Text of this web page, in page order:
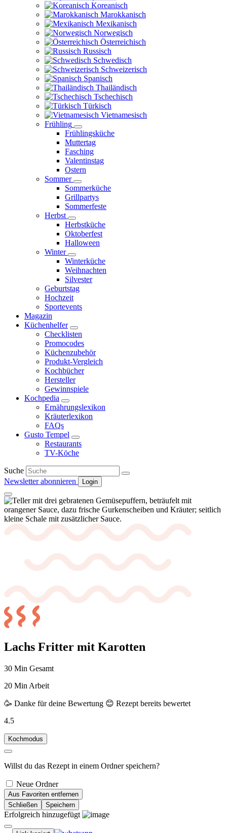
Koreanisch
Marokkanisch
Mexikanisch
Norwegisch
Österreichisch
Russisch
Schwedisch
Schweizerisch
Spanisch
Thailändisch
Tschechisch
Türkisch
Vietnamesisch
Frühling
Frühlingsküche
Muttertag
Fasching
Valentinstag
Ostern
Sommer
Sommerküche
Grillpartys
Sommerfeste
Herbst
Herbstküche
Oktoberfest
Halloween
Winter
Winterküche
Weihnachten
Silvester
Geburtstag
Hochzeit
Sportevents
Magazin
Küchenhelfer
Checklisten
Promocodes
Küchenzubehör
Produkt-Vergleich
Kochbücher
Hersteller
Gewinnspiele
Kochpedia
Ernährungslexikon
Kräuterlexikon
FAQs
Gusto Tempel
Restaurants
TV-Köche
Suche
Newsletter abonnieren
Login
Lachs Fritter mit Karotten
30 Min Gesamt
20 Min Arbeit
🥳 Danke für deine Bewertung 😊 Rezept bereits bewertet
4.5
Kochmodus
Willst du das Rezept in einem Ordner speichern?
Neue Ordner
Aus Favoriten entfernen
Schließen
Speichern
Erfolgreich hinzugefügt